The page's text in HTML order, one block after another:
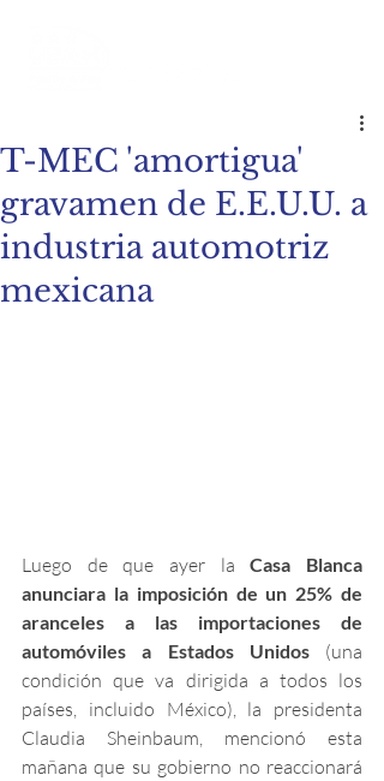
T-MEC 'amortigua'
gravamen de E.E.U.U. a
industria automotriz
mexicana
Luego de que ayer la Casa Blanca
anunciara la imposición de un 25% de
aranceles a las importaciones de
automóviles a Estados Unidos (una
condición que va dirigida a todos los
países, incluido México), la presidenta
Claudia Sheinbaum, mencionó esta
mañana que su gobierno no reaccionará